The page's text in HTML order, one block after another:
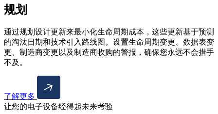
规划
通过规划设计更新来最小化生命周期成本，这些更新基于预测
的淘汰日期和技术引入路线图。设置生命周期变更、数据表变
更、制造商变更以及制造商收购的警报，确保您永远不会措手
不及。
了解更多
让您的电子设备经得起未来考验